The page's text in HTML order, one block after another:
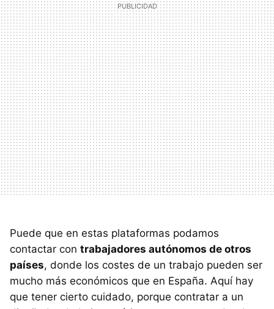
Puede que en estas plataformas podamos
contactar con trabajadores autónomos de otros
países, donde los costes de un trabajo pueden ser
mucho más económicos que en España. Aquí hay
que tener cierto cuidado, porque contratar a un